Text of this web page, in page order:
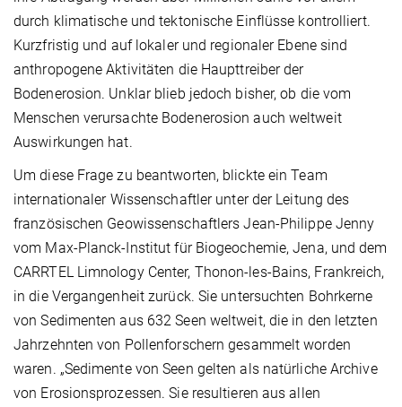
durch klimatische und tektonische Einflüsse kontrolliert.
Kurzfristig und auf lokaler und regionaler Ebene sind
anthropogene Aktivitäten die Haupttreiber der
Bodenerosion. Unklar blieb jedoch bisher, ob die vom
Menschen verursachte Bodenerosion auch weltweit
Auswirkungen hat.
Um diese Frage zu beantworten, blickte ein Team
internationaler Wissenschaftler unter der Leitung des
französischen Geowissenschaftlers Jean-Philippe Jenny
vom Max-Planck-Institut für Biogeochemie, Jena, und dem
CARRTEL Limnology Center, Thonon-les-Bains, Frankreich,
in die Vergangenheit zurück. Sie untersuchten Bohrkerne
von Sedimenten aus 632 Seen weltweit, die in den letzten
Jahrzehnten von Pollenforschern gesammelt worden
waren. „Sedimente von Seen gelten als natürliche Archive
von Erosionsprozessen. Sie resultieren aus allen